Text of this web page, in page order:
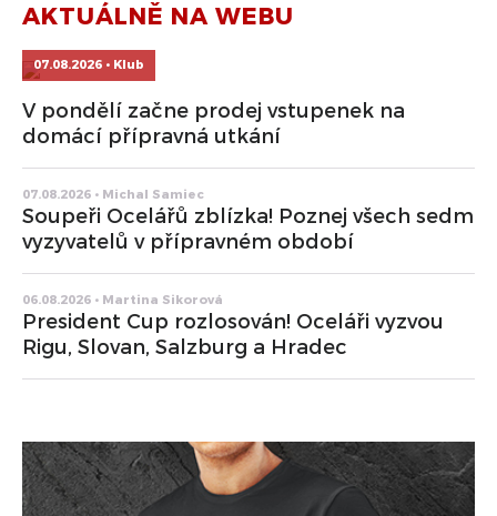
AKTUÁLNĚ NA WEBU
07.08.2026 • Klub
V pondělí začne prodej vstupenek na
domácí přípravná utkání
07.08.2026 • Michal Samiec
Soupeři Ocelářů zblízka! Poznej všech sedm
vyzyvatelů v přípravném období
06.08.2026 • Martina Sikorová
President Cup rozlosován! Oceláři vyzvou
Rigu, Slovan, Salzburg a Hradec